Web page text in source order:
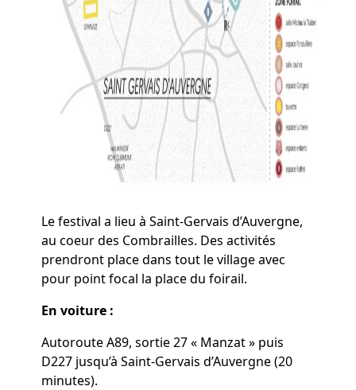
Le festival a lieu à Saint-Gervais d’Auvergne,
au coeur des Combrailles. Des activités
prendront place dans tout le village avec
pour point focal la place du foirail.
En voiture :
Autoroute A89, sortie 27 « Manzat » puis
D227 jusqu’à Saint-Gervais d’Auvergne (20
minutes).